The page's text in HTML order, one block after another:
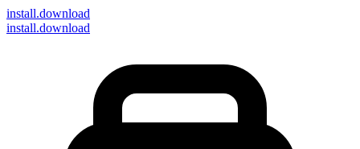
install.download
install.download